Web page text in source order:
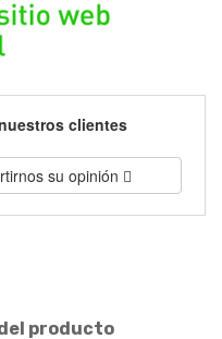
clientes
su opinión
producto